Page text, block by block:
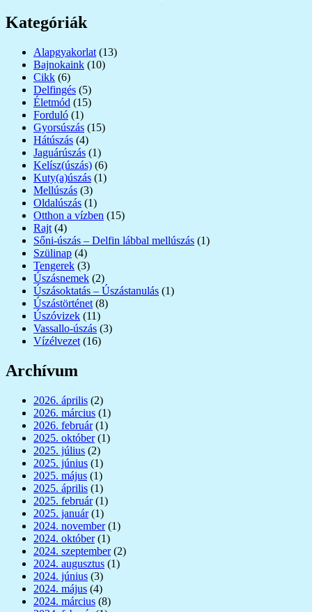
Kategóriák
Alapgyakorlat (13)
Bajnokaink (10)
Cikk (6)
Delfingés (5)
Életmód (15)
Forduló (1)
Gyorsúszás (15)
Hátúszás (4)
Jaguárúszás (1)
Kelísz(úszás) (6)
Kuty(a)úszás (1)
Mellúszás (3)
Oldalúszás (1)
Otthon a vízben (15)
Rajt (4)
Sőni-úszás – Delfin lábbal mellúszás (1)
Szülinap (4)
Tengerek (3)
Úszásnemek (2)
Úszásoktatás – Úszástanulás (1)
Úszástörténet (8)
Úszóvizek (11)
Vassallo-úszás (3)
Vízélvezet (16)
Archívum
2026. április (2)
2026. március (1)
2026. február(1)
2025. október(1)
2025. július (2)
2025. június (1)
2025. május (1)
2025. április (1)
2025. február(1)
2025. január(1)
2024. november(1)
2024. október(1)
2024. szeptember(2)
2024. augusztus (1)
2024. június (3)
2024. május (4)
2024. március (8)